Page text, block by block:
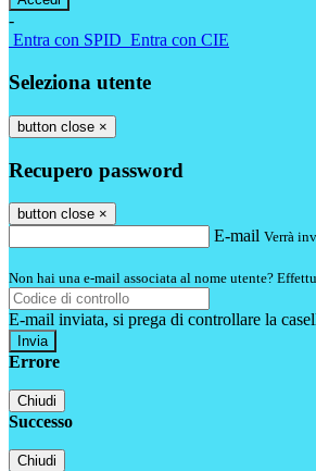
-
Entra con SPID Entra con CIE
Seleziona utente
button close ×
Recupero password
button close ×
E-mail Verrà
Non hai una e-mail associata al nome utente?
E-mail inviata, si prega di controllare la
Errore
Chiudi
Successo
Chiudi